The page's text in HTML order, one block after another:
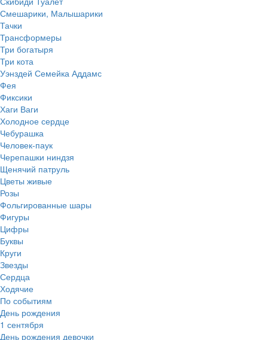
Смешарики, Малышарики
Тачки
Трансформеры
Три богатыря
Три кота
Уэнздей Семейка Аддамс
Фея
Фиксики
Хаги Ваги
Холодное сердце
Чебурашка
Человек-паук
Черепашки ниндзя
Щенячий патруль
Цветы живые
Розы
Фольгированные шары
Фигуры
Цифры
Буквы
Круги
Звезды
Сердца
Ходячие
По событиям
День рождения
1 сентября
День рождения девочки